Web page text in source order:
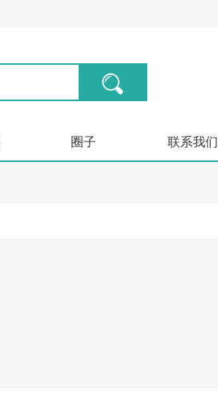
圈子 联系我们